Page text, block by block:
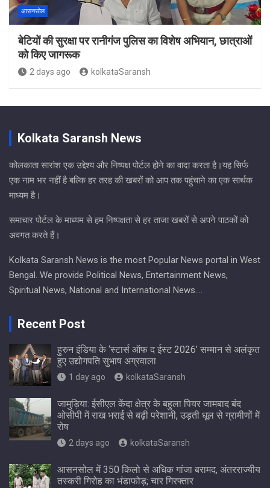
आसनसोल
बेटियों की सुरक्षा पर रानीगंज पुलिस का विशेष अभियान, छात्राओं
को किए जागरूक
2 days ago kolkataSaransh
Kolkata Saransh News
कोलकाता सारांश एक उद्देश्य और निष्पक्ष पोर्टल होने का वादा करता है।यह सिर्फ
एक नाम भर नहीं है बल्कि हर तरह की खबरों को आप तक पहुंचाने का एक सार्थक
माध्यम है।
समाचार पोर्टल के माध्यम से हम निष्पक्षता से हर ताजा खबरों से अपने पाठकों को
अवगत करते हैं।
Kolkata Saransh News is the most Popular News portal in West
Bengal. We provide Political News, Entertainment News,
Spiritual News, National and International News….
Recent Post
हुरुन इंडिया के ‘स्टार्स ऑफ द ईस्ट 2026’ सम्मान से अलंकृत
हुए उद्योगपति सुभाष अग्रवाला
1 day ago kolkataSaransh
जामुड़िया: ईसीएल केंदा क्षेत्र के बहुला पियर जामबाद बंद
ओसीपी में राख भराई से बढ़ी परेशानी, उड़ती धूल से ग्रामीणों में
रोष
2 days ago kolkataSaransh
आसनसोल में 350 किलो से अधिक गांजा बरामद, अंतरराज्यीय
तस्करी गिरोह का भंडाफोड़; चार गिरफ्तार